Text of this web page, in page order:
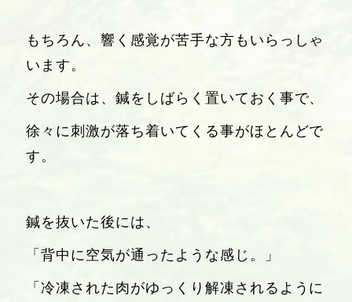
もちろん、響く感覚が苦手な方もいらっしゃ
います。
その場合は、鍼をしばらく置いておく事で、
徐々に刺激が落ち着いてくる事がほとんどで
す。
鍼を抜いた後には、
「背中に空気が通ったような感じ。」
「冷凍された肉がゆっくり解凍されるように